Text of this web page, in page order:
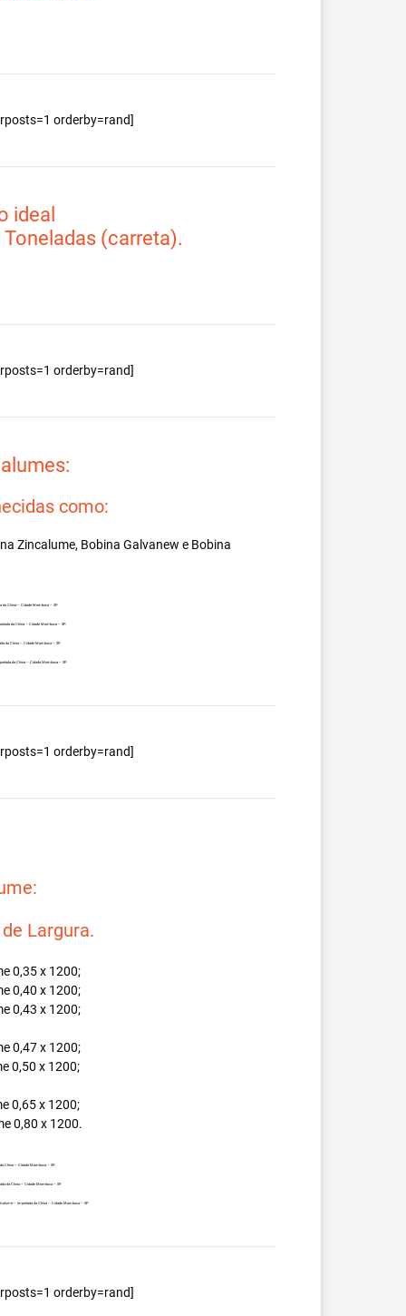
orderby=rand]
ideal
(carreta).
orderby=rand]
como:
Zincalume, Bobina Galvanew e Bobina
da China – Cidade Mombuca – SP.
da China – Cidade Mombuca – SP.
da China – Cidade Mombuca – SP.
da China – Cidade Mombuca – SP.
orderby=rand]
Largura.
0,35 x 1200;
0,40 x 1200;
0,43 x 1200;
0,47 x 1200;
0,50 x 1200;
0,65 x 1200;
0,80 x 1200.
China – Cidade Mombuca – SP.
da China – Cidade Mombuca – SP.
– Importada da China – Cidade Mombuca – SP.
orderby=rand]